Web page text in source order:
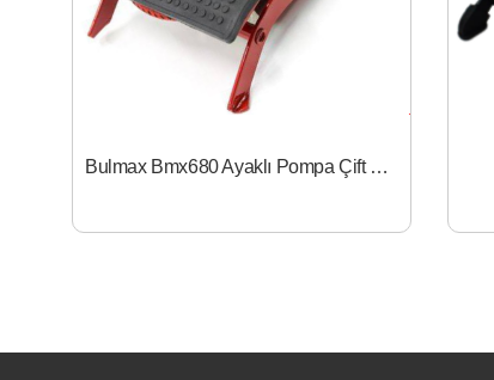
Bulmax Bmx680 Ayaklı Pompa Çift Piston